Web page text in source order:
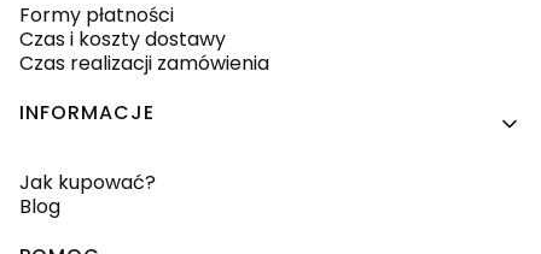
Formy płatności
Czas i koszty dostawy
Czas realizacji zamówienia
INFORMACJE
Jak kupować?
Blog